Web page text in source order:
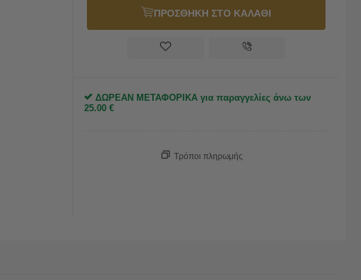
ΠΡΟΣΘΗΚΗ ΣΤΟ ΚΑΛΑΘΙ
ΔΩΡΕΑΝ ΜΕΤΑΦΟΡΙΚΑ για παραγγελίες άνω των
25.00 €
Τρόποι πληρωμής